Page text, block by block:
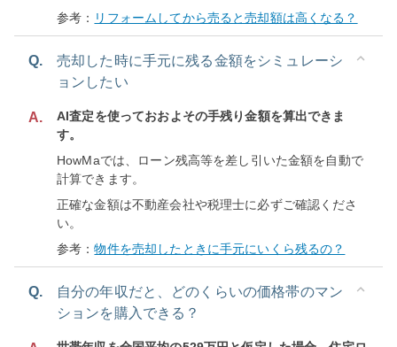
参考： リフォームしてから売ると売却額は高くなる？
Q.
売却した時に手元に残る金額をシミュレーシ
ョンしたい
A.
AI査定を使っておおよその手残り金額を算出できま
す。
HowMaでは、ローン残高等を差し引いた金額を自動で
計算できます。
正確な金額は不動産会社や税理士に必ずご確認くださ
い。
参考：物件を売却したときに手元にいくら残るの？
Q.
自分の年収だと、どのくらいの価格帯のマン
ションを購入できる？